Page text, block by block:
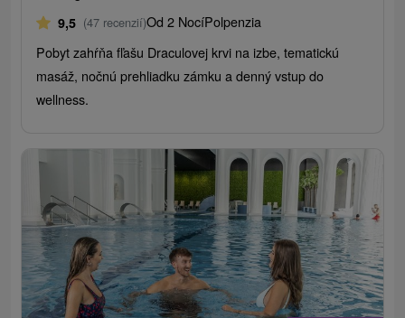
9,5 (47 recenzií)Od 2 NocíPolpenzia
Pobyt zahŕňa fľašu Draculovej krvi na izbe, tematickú
masáž, nočnú prehliadku zámku a denný vstup do
wellness.